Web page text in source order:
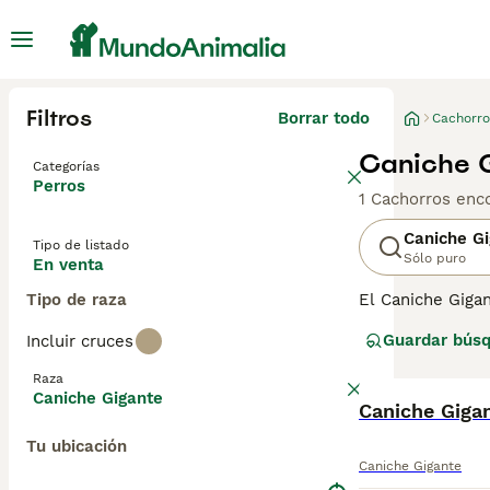
Filtros Borrar todo
Categorías
Perros
Tipo de listado
En venta
Tipo de raza
Incluir cruces
Raza
Caniche Gigante
Tu ubicación
Caniche
1 Cachorros
Caniche
Sólo puro
El Caniche
y agilidad
un
Guardar
Caniche
Caniche Gigante